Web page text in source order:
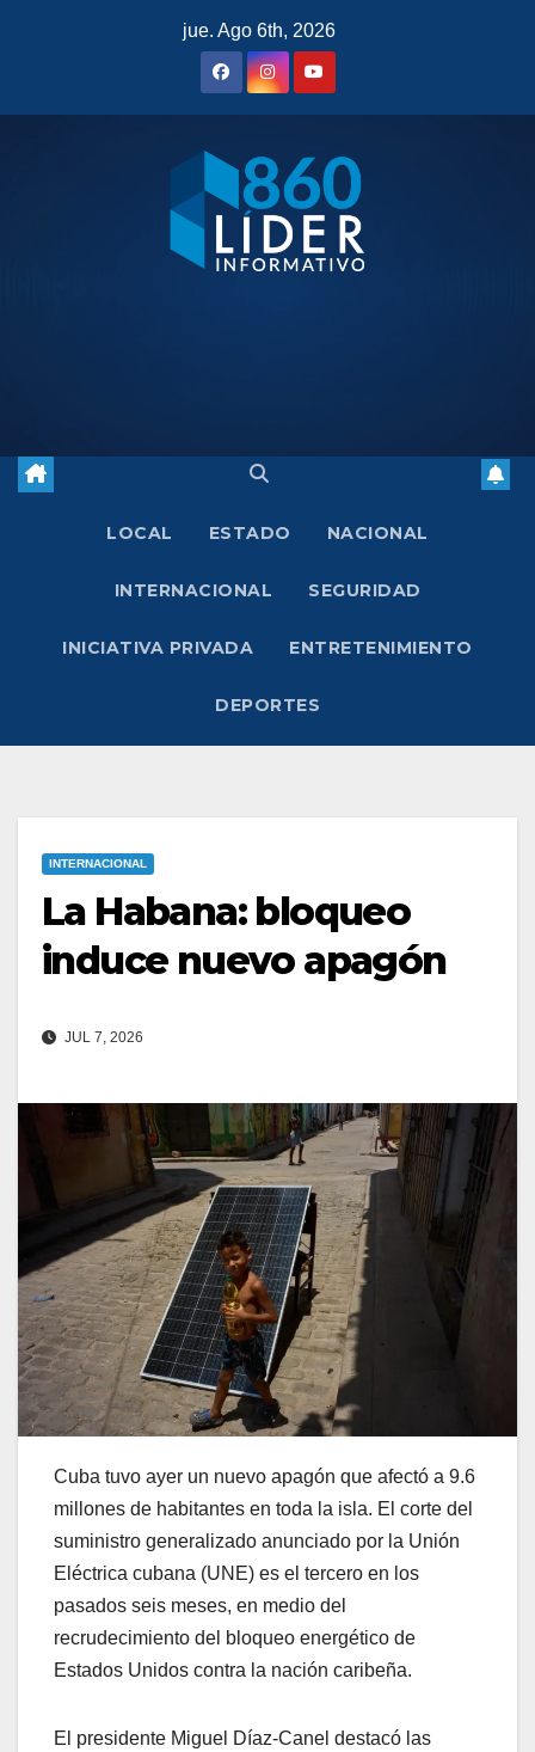
jue. Ago 6th, 2026
LOCAL ESTADO NACIONAL
INTERNACIONAL SEGURIDAD
INICIATIVA PRIVADA ENTRETENIMIENTO
DEPORTES
INTERNACIONAL
La Habana: bloqueo
induce nuevo apagón
JUL 7, 2026
Cuba tuvo ayer un nuevo apagón que afectó a 9.6
millones de habitantes en toda la isla. El corte del
suministro generalizado anunciado por la Unión
Eléctrica cubana (UNE) es el tercero en los
pasados seis meses, en medio del
recrudecimiento del bloqueo energético de
Estados Unidos contra la nación caribeña.
El presidente Miguel Díaz-Canel destacó las